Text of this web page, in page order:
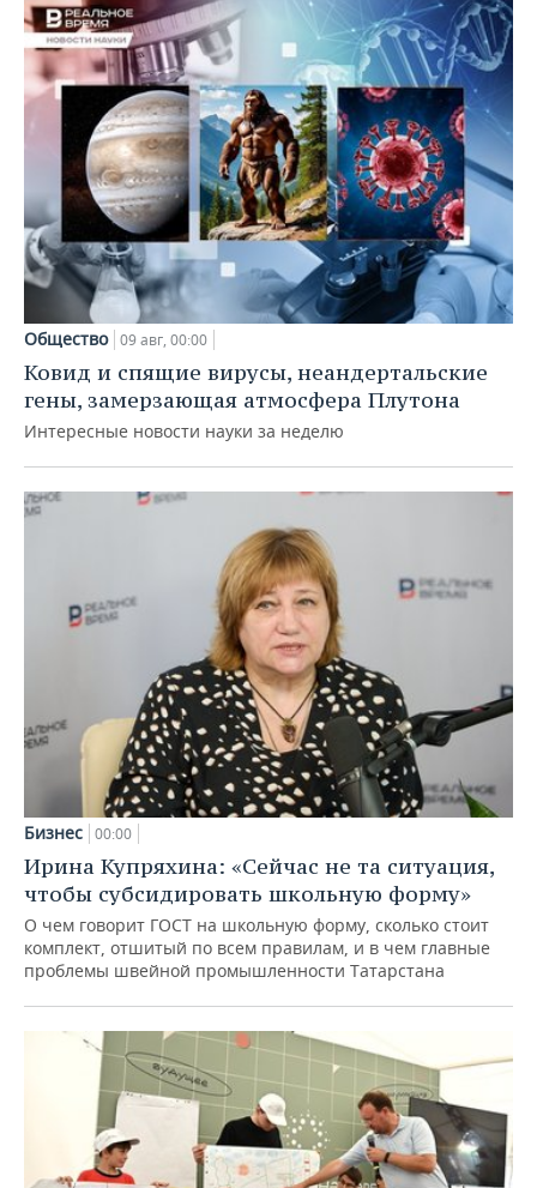
Общество 09 авг, 00:00
Ковид и спящие вирусы, неандертальские
гены, замерзающая атмосфера Плутона
Интересные новости науки за неделю
Бизнес 00:00
Ирина Купряхина: «Сейчас не та ситуация,
чтобы субсидировать школьную форму»
О чем говорит ГОСТ на школьную форму, сколько стоит
комплект, отшитый по всем правилам, и в чем главные
проблемы швейной промышленности Татарстана